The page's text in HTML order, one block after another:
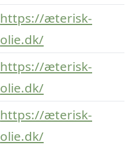
https://æterisk-
olie.dk/
https://æterisk-
olie.dk/
https://æterisk-
olie.dk/